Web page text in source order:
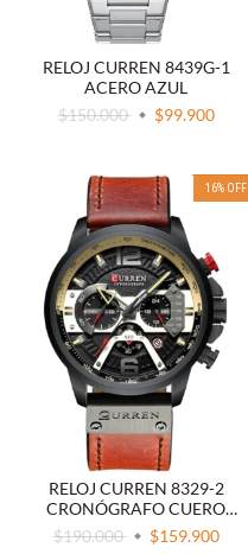
RELOJ CURREN 8439G-1
ACERO AZUL
$150.000
$99.900
16% OFF
RELOJ CURREN 8329-2
CRONÓGRAFO CUERO
MARRÓN
$190.000 $159.900